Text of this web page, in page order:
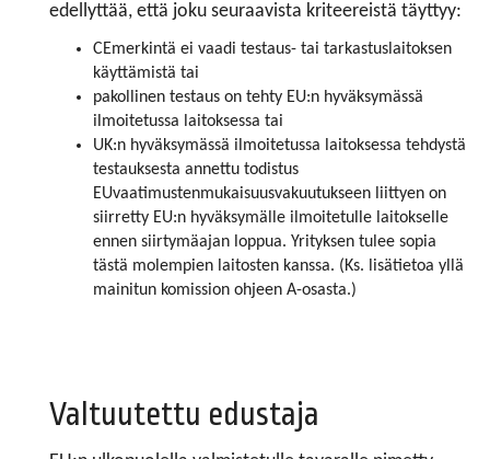
edellyttää, että joku seuraavista kriteereistä täyttyy:
CEmerkintä ei vaadi testaus- tai tarkastuslaitoksen
käyttämistä tai
pakollinen testaus on tehty EU:n hyväksymässä
ilmoitetussa laitoksessa tai
UK:n hyväksymässä ilmoitetussa laitoksessa tehdystä
testauksesta annettu todistus
EUvaatimustenmukaisuusvakuutukseen liittyen on
siirretty EU:n hyväksymälle ilmoitetulle laitokselle
ennen siirtymäajan loppua. Yrityksen tulee sopia
tästä molempien laitosten kanssa. (Ks. lisätietoa yllä
mainitun komission ohjeen A-osasta.)
Valtuutettu edustaja